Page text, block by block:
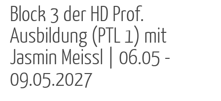
Block 3 der HD Prof.
Ausbildung (PTL 1) mit
Jasmin Meissl | 06.05 -
09.05.2027